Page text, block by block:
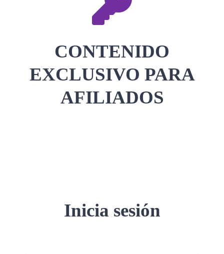
CONTENIDO
EXCLUSIVO PARA
AFILIADOS
Inicia sesión